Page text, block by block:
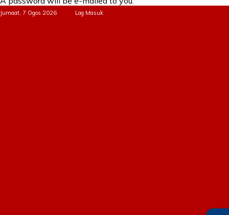
Jumaat, 7 Ogos 2026 Log Masuk